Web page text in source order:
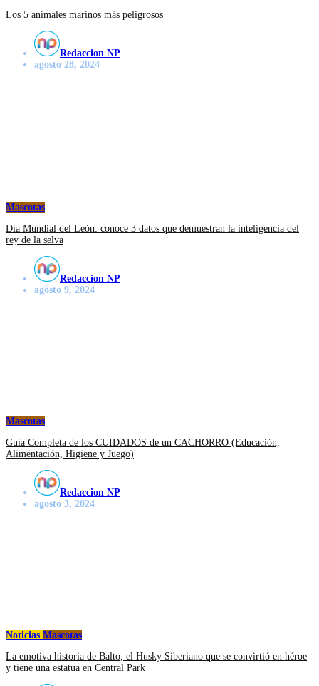
Los 5 animales marinos más peligrosos
Redaccion NP
agosto 28, 2024
Mascotas
Día Mundial del León: conoce 3 datos que demuestran la inteligencia del
rey de la selva
Redaccion NP
agosto 9, 2024
Mascotas
Guía Completa de los CUIDADOS de un CACHORRO (Educación,
Alimentación, Higiene y Juego)
Redaccion NP
agosto 3, 2024
Noticias Mascotas
La emotiva historia de Balto, el Husky Siberiano que se convirtió en héroe
y tiene una estatua en Central Park